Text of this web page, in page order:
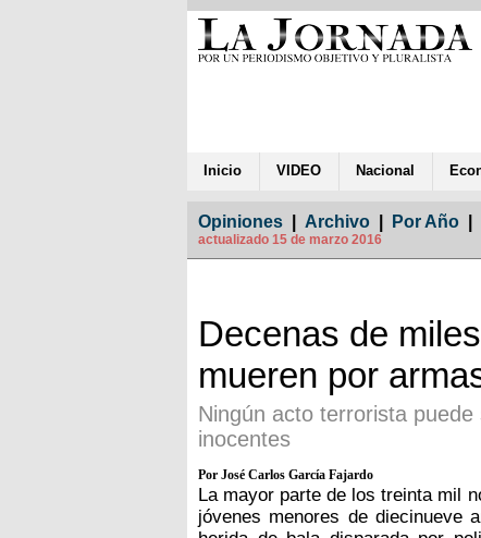
Inicio VIDEO Nacional
Opiniones Archivo Por Año
actualizado 15 de marzo 2016
Decenas de
mueren por
Ningún acto terrorista
inocentes
Por José Carlos García Fajardo
La mayor parte de los treinta mil
jóvenes menores de diecinueve